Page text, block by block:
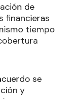
de
financieras
tiempo
se
y